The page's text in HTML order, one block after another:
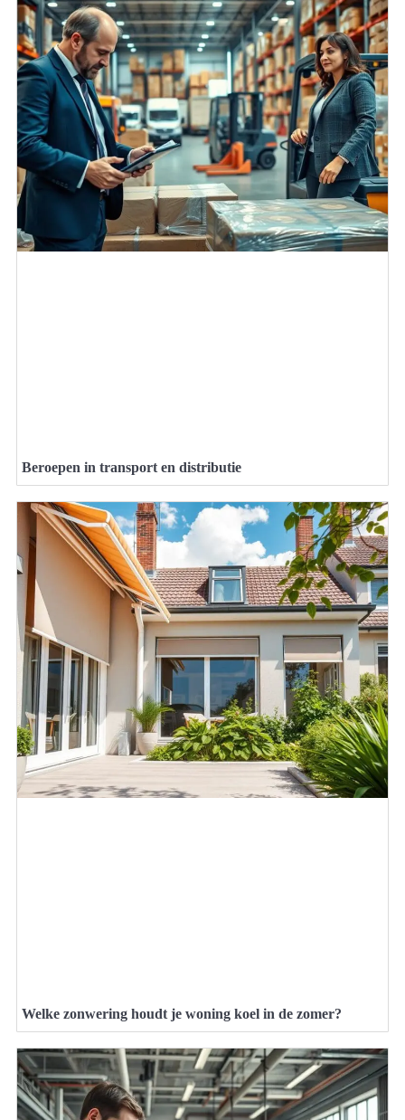
Beroepen in transport en distributie
Welke zonwering houdt je woning koel in de zomer?